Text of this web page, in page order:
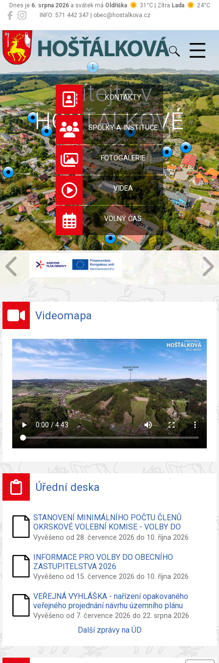
INFO: 571 442 347 | obec@hostalkova.cz
Dnes je 6. srpna 2026a svátek má Oldřiška 31°C | Zítra Lada 24°C
Hošťálková
Vítejte v
HOŠŤÁLKOVÉ
KONTAKTY
SPOLKY A INSTITUCE
FOTOGALERIE
VIDEA
VOLNÝ ČAS
Videomapa
Úřední deska
STANOVENÍ MINIMÁLNÍHO POČTU ČLENŮ
OKRSKOVÉ VOLEBNÍ KOMISE - VOLBY DO
ZASTUPITELSTVA OBCE
Vyvěšeno od 28. července 2026 do 10. října 2026
INFORMACE PRO VOLBY DO OBECNÍHO
ZASTUPITELSTVA 2026
Vyvěšeno od 15. července 2026 do 10. října 2026
VEŘEJNÁ VYHLÁŠKA - nařízení opakovaného
veřejného projednání návrhu územního plánu
Vyvěšeno od 7. července 2026 do 22. srpna 2026
Další zprávy na ÚD